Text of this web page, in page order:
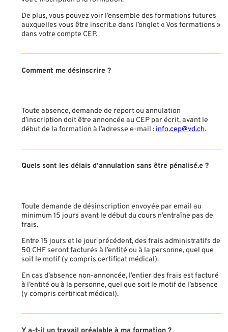
De plus, vous pouvez voir l’ensemble des formations futures
auxquelles vous être inscrit.e dans l’onglet « Vos formations »
dans votre compte CEP.
Comment me désinscrire ?
Toute absence, demande de report ou annulation
d’inscription doit être annoncée au CEP par écrit, avant le
début de la formation à l’adresse e-mail : info.cep@vd.ch.
Quels sont les délais d’annulation sans être pénalisé.e ?
Toute demande de désinscription envoyée par email au
minimum 15 jours avant le début du cours n’entraîne pas de
frais.
Entre 15 jours et le jour précédent, des frais administratifs de
50 CHF seront facturés à l’entité ou à la personne, quel que
soit le motif (y compris certificat médical).
En cas d’absence non-annoncée, l’entier des frais est facturé
à l’entité ou à la personne, quel que soit le motif de l’absence
(y compris certificat médical).